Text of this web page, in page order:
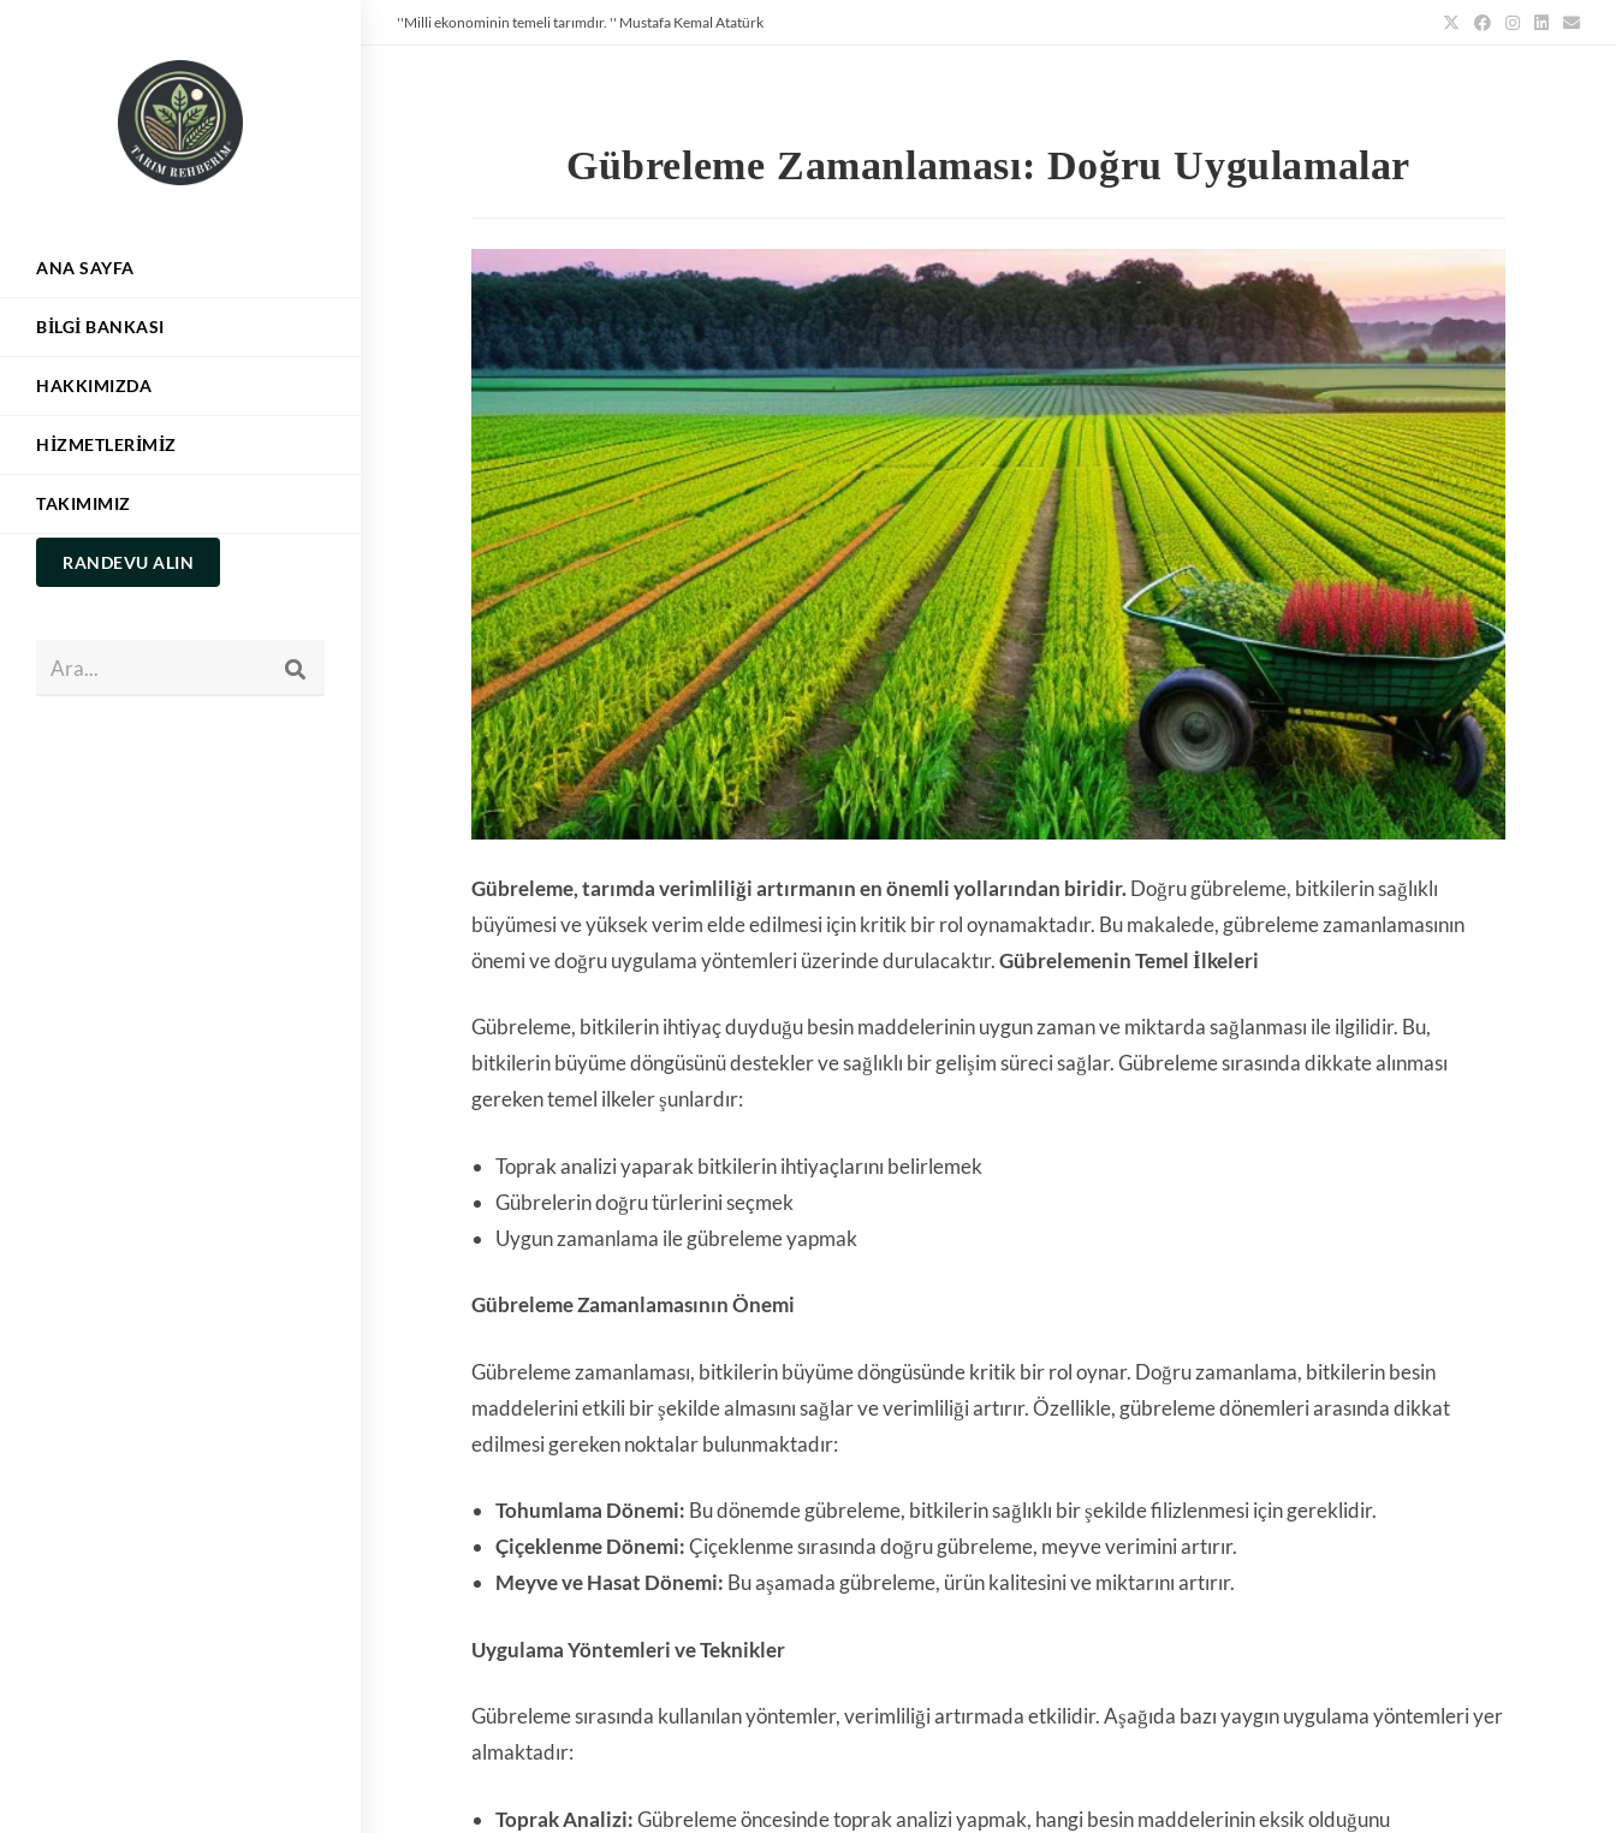
''Milli ekonominin temeli tarımdır. '' Mustafa Kemal Atatürk
ANA SAYFA
BILGI BANKASI
HAKKIMIZDA
HIZMETLERIMIZ
TAKIMIMIZ
RANDEVU ALIN
Ara...
Gübreleme Zamanlaması: Doğru Uygulamalar
Gübreleme, tarımda verimliliği artırmanın en önemli yollarından biridir.Doğru gübreleme, bitkilerin sağlıklı
büyümesi ve yüksek verim elde edilmesi için kritik bir rol oynamaktadır. Bu makalede, gübreleme zamanlamasının
önemi ve doğru uygulama yöntemleri üzerinde durulacaktır.Gübrelemenin Temel İlkeleri
Gübreleme, bitkilerin ihtiyaç duyduğu besin maddelerinin uygun zaman ve miktarda sağlanması ile ilgilidir. Bu,
bitkilerin büyüme döngüsünü destekler ve sağlıklı bir gelişim süreci sağlar. Gübreleme sırasında dikkate alınması
gereken temel ilkeler şunlardır:
Toprak analizi yaparak bitkilerin ihtiyaçlarını belirlemek
Gübrelerin doğru türlerini seçmek
Uygun zamanlama ile gübreleme yapmak
Gübreleme Zamanlamasının Önemi
Gübreleme zamanlaması, bitkilerin büyüme döngüsünde kritik bir rol oynar. Doğru zamanlama, bitkilerin besin
maddelerini etkili bir şekilde almasını sağlar ve verimliliği artırır. Özellikle, gübreleme dönemleri arasında dikkat
edilmesi gereken noktalar bulunmaktadır:
Tohumlama Dönemi: Bu dönemde gübreleme, bitkilerin sağlıklı bir şekilde filizlenmesi için gereklidir.
Çiçeklenme Dönemi:Çiçeklenme sırasında doğru gübreleme, meyve verimini artırır.
Meyve ve Hasat Dönemi: Bu aşamada gübreleme, ürün kalitesini ve miktarını artırır.
Uygulama Yöntemleri ve Teknikler
Gübreleme sırasında kullanılan yöntemler, verimliliği artırmada etkilidir. Aşağıda bazı yaygın uygulama yöntemleri yer
almaktadır:
Toprak Analizi:Gübreleme öncesinde toprak analizi yapmak, hangi besin maddelerinin eksik olduğunu